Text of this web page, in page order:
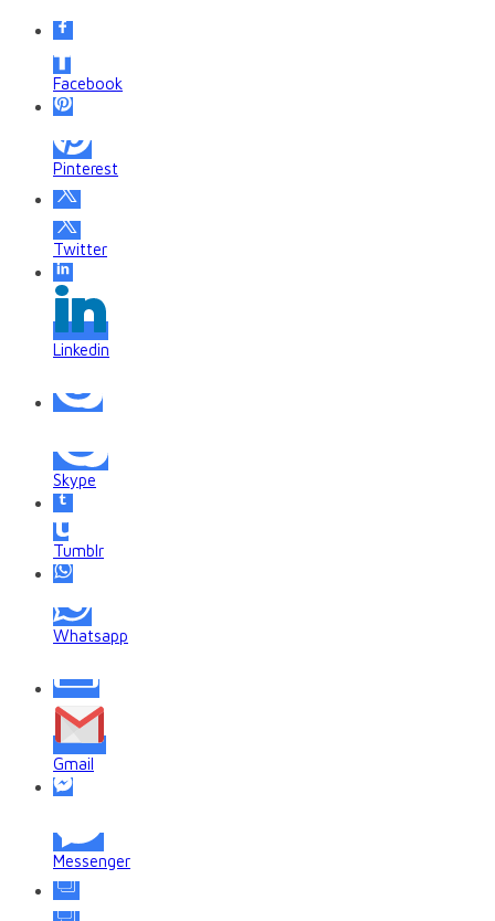
Facebook
Pinterest
Twitter
Linkedin
Skype
Tumblr
Whatsapp
Gmail
Messenger